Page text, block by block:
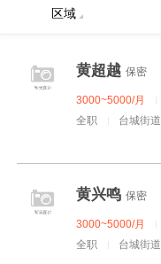
区域
黄超越保密
3000~5000/月
全职
台城街道
黄兴鸣保密
3000~5000/月
全职
台城街道